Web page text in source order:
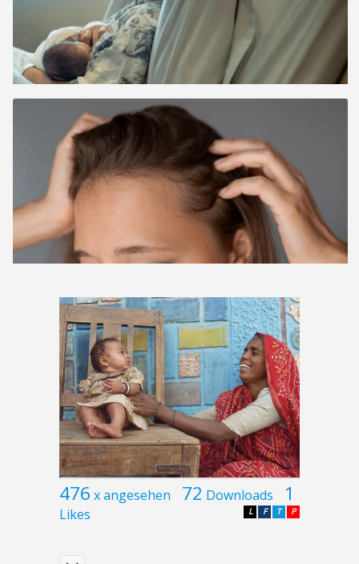
476 x angesehen 72 Downloads 1
Likes P
T
F
L